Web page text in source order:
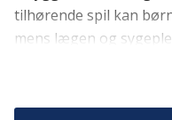
tilhørende spil kan
mens lægen og
at behandle børnene.
hvor et barn fx skal
De seneste nyheder om
aktiviteter direkte i din